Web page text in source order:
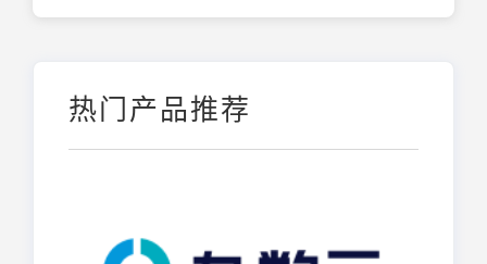
热门产品推荐